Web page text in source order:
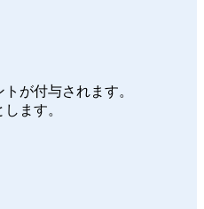
が付与されます。
ます。